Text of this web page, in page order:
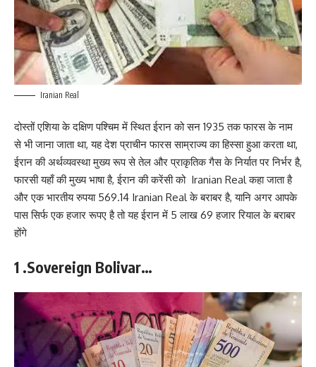
Iranian Real
दोस्तों एशिया के दक्षिण पश्चिम में स्थित ईरान को सन 1935 तक फारस के नाम
से भी जाना जाता था, यह देश प्राचीन फारस साम्राज्य का हिस्सा हुआ करता था,
ईरान की अर्थव्यवस्था मुख्य रूप से तेल और प्राकृतिक गैस के निर्यात पर निर्भर है,
फारसी यहाँ की मुख्य भाषा है, ईरान की करेंसी को Iranian Real कहा जाता है
और एक भारतीय रुपया 569.14 Iranian Real के बराबर है, यानि अगर आपके
पास सिर्फ एक हजार रूपए है तो यह ईरान में 5 लाख 69 हजार रियाल के बराबर
होंगे
1 .Sovereign Bolivar…